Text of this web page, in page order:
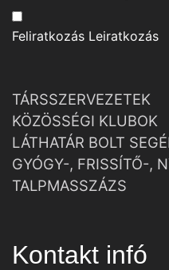
Feliratkozás Leiratkozás
TÁRSSZERVEZETEK
KÖZÖSSÉGI KLUBOK
LÁTHATÁR BOLT
GYÓGY-, FRISSÍTŐ-,
TALPMASSZÁZS
Kontakt infó